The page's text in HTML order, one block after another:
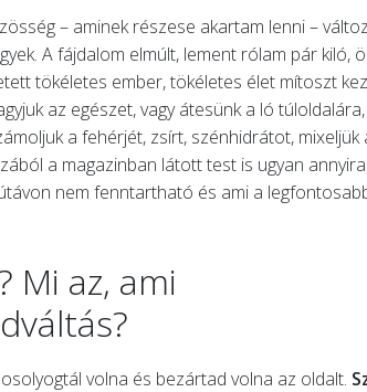
– aminek részese akartam lenni –
A fájdalom elmúlt, lement rólam pár kiló,
tökéletes ember, tökéletes élet mítoszt
az egészet, vagy átesünk a ló
a fehérjét, zsírt, szénhidrátot, mixeljük
a magazinban látott test is ugyan
nem fenntartható és ami a
Mi az, ami
volna és bezártad volna az oldalt.